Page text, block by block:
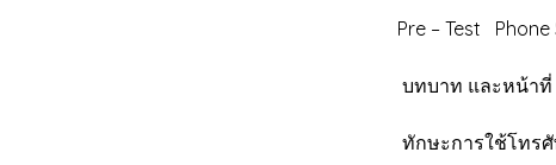
Pre – Test Phone Skill
บทบาท และหน้าที่ & คุณสมบัติ
ทักษะการใช้โ